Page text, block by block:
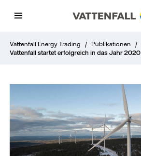
Vattenfall Energy Trading / Publikationen /
Vattenfall startet erfolgreich in das Jahr 2020